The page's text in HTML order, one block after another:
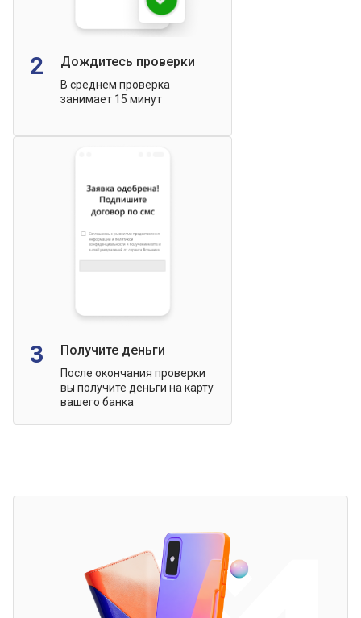
2 Дождитесь проверки
В среднем проверка
занимает 15 минут
3 Получите деньги
После окончания проверки
вы получите деньги на карту
вашего банка